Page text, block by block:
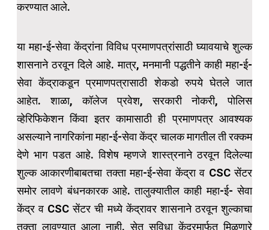
करण्यात आले.
या महा-ई-सेवा केंद्रांना विविध प्रमाणपत्रांसाठी घ्यावयाचे शुल्क
शासनाने ठरवून दिले आहे. मात्र, मनमानी पद्धतीने काही महा-ई-
सेवा केंद्राकडून प्रमाणपत्रासाठी शेकडो रुपये घेतले जात
आहेत. शाळा, कॉलेज प्रवेश, सरकारी नोकरी, पोलिस
व्हेरिफिकेशन किंवा इतर कामासाठी ही प्रमाणपत्र आवश्यक
असल्याने नागरिकांना महा-ई-सेवा केंद्र चालक मागतील ती रक्कम
देणे भाग पडत आहे. विशेष म्हणजे शास्त्रनाने ठरवून दिलेल्या
शुल्क आकारणीबाबतचा तक्ता महा-ई-सेवा केंद्रा व CSC सेंटर
समोर लावणे बंधनकारक आहे. तालुक्यातील काही महा-ई- सेवा
केंद्र व CSC सेंटर ची मध्ये केंद्रावर शासनाने ठरवून शुल्काचा
तक्ता लावण्यात आला नाही. सेतू सुविधा केंद्रमार्फत मिळणारे